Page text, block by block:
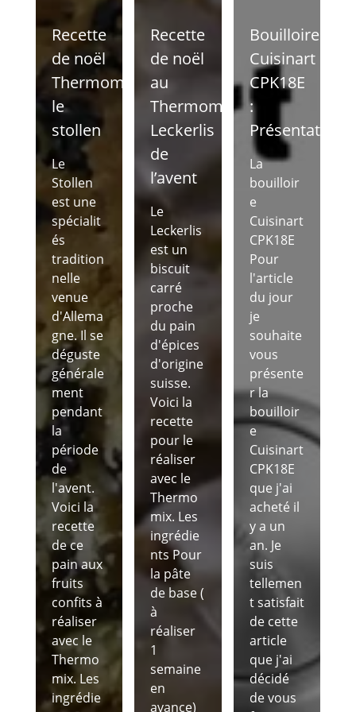
Recette
de noël
Thermomix
le
stollen
Le
Stollen
est une
spécialit
és
tradition
nelle
venue
d'Allema
gne. Il se
déguste
générale
ment
pendant
la
période
de
l'avent.
Voici la
recette
de ce
pain aux
fruits
confits à
réaliser
avec le
Thermo
mix. Les
ingrédie
Recette
de noël
au
Thermomix
Leckerlis
de
l’avent
Le
Leckerlis
est un
biscuit
carré
proche
du pain
d'épices
d'origine
suisse.
Voici la
recette
pour le
réaliser
avec le
Thermo
mix. Les
ingrédie
nts Pour
la pâte
de base (
à
réaliser
1
semaine
en
avance)
Bouilloire
Cuisinart
CPK18E
:
Présentation
La
bouilloir
e
Cuisinart
CPK18E
Pour
l'article
du jour
je
souhaite
vous
présente
r la
bouilloir
e
Cuisinart
CPK18E
que j'ai
acheté il
y a un
an. Je
suis
tellemen
t satisfait
de cette
article
que j'ai
décidé
de vous